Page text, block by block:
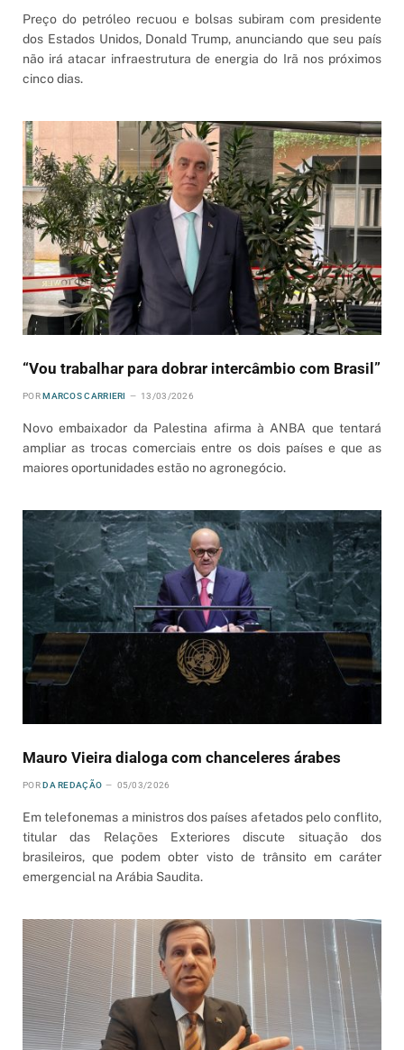
Preço do petróleo recuou e bolsas subiram com presidente
dos Estados Unidos, Donald Trump, anunciando que seu país
não irá atacar infraestrutura de energia do Irã nos próximos
cinco dias.
“Vou trabalhar para dobrar intercâmbio com Brasil”
POR MARCOS CARRIERI 13/03/2026
Novo embaixador da Palestina afirma à ANBA que tentará
ampliar as trocas comerciais entre os dois países e que as
maiores oportunidades estão no agronegócio.
Mauro Vieira dialoga com chanceleres árabes
POR DA REDAÇÃO 05/03/2026
Em telefonemas a ministros dos países afetados pelo conflito,
titular das Relações Exteriores discute situação dos
brasileiros, que podem obter visto de trânsito em caráter
emergencial na Arábia Saudita.